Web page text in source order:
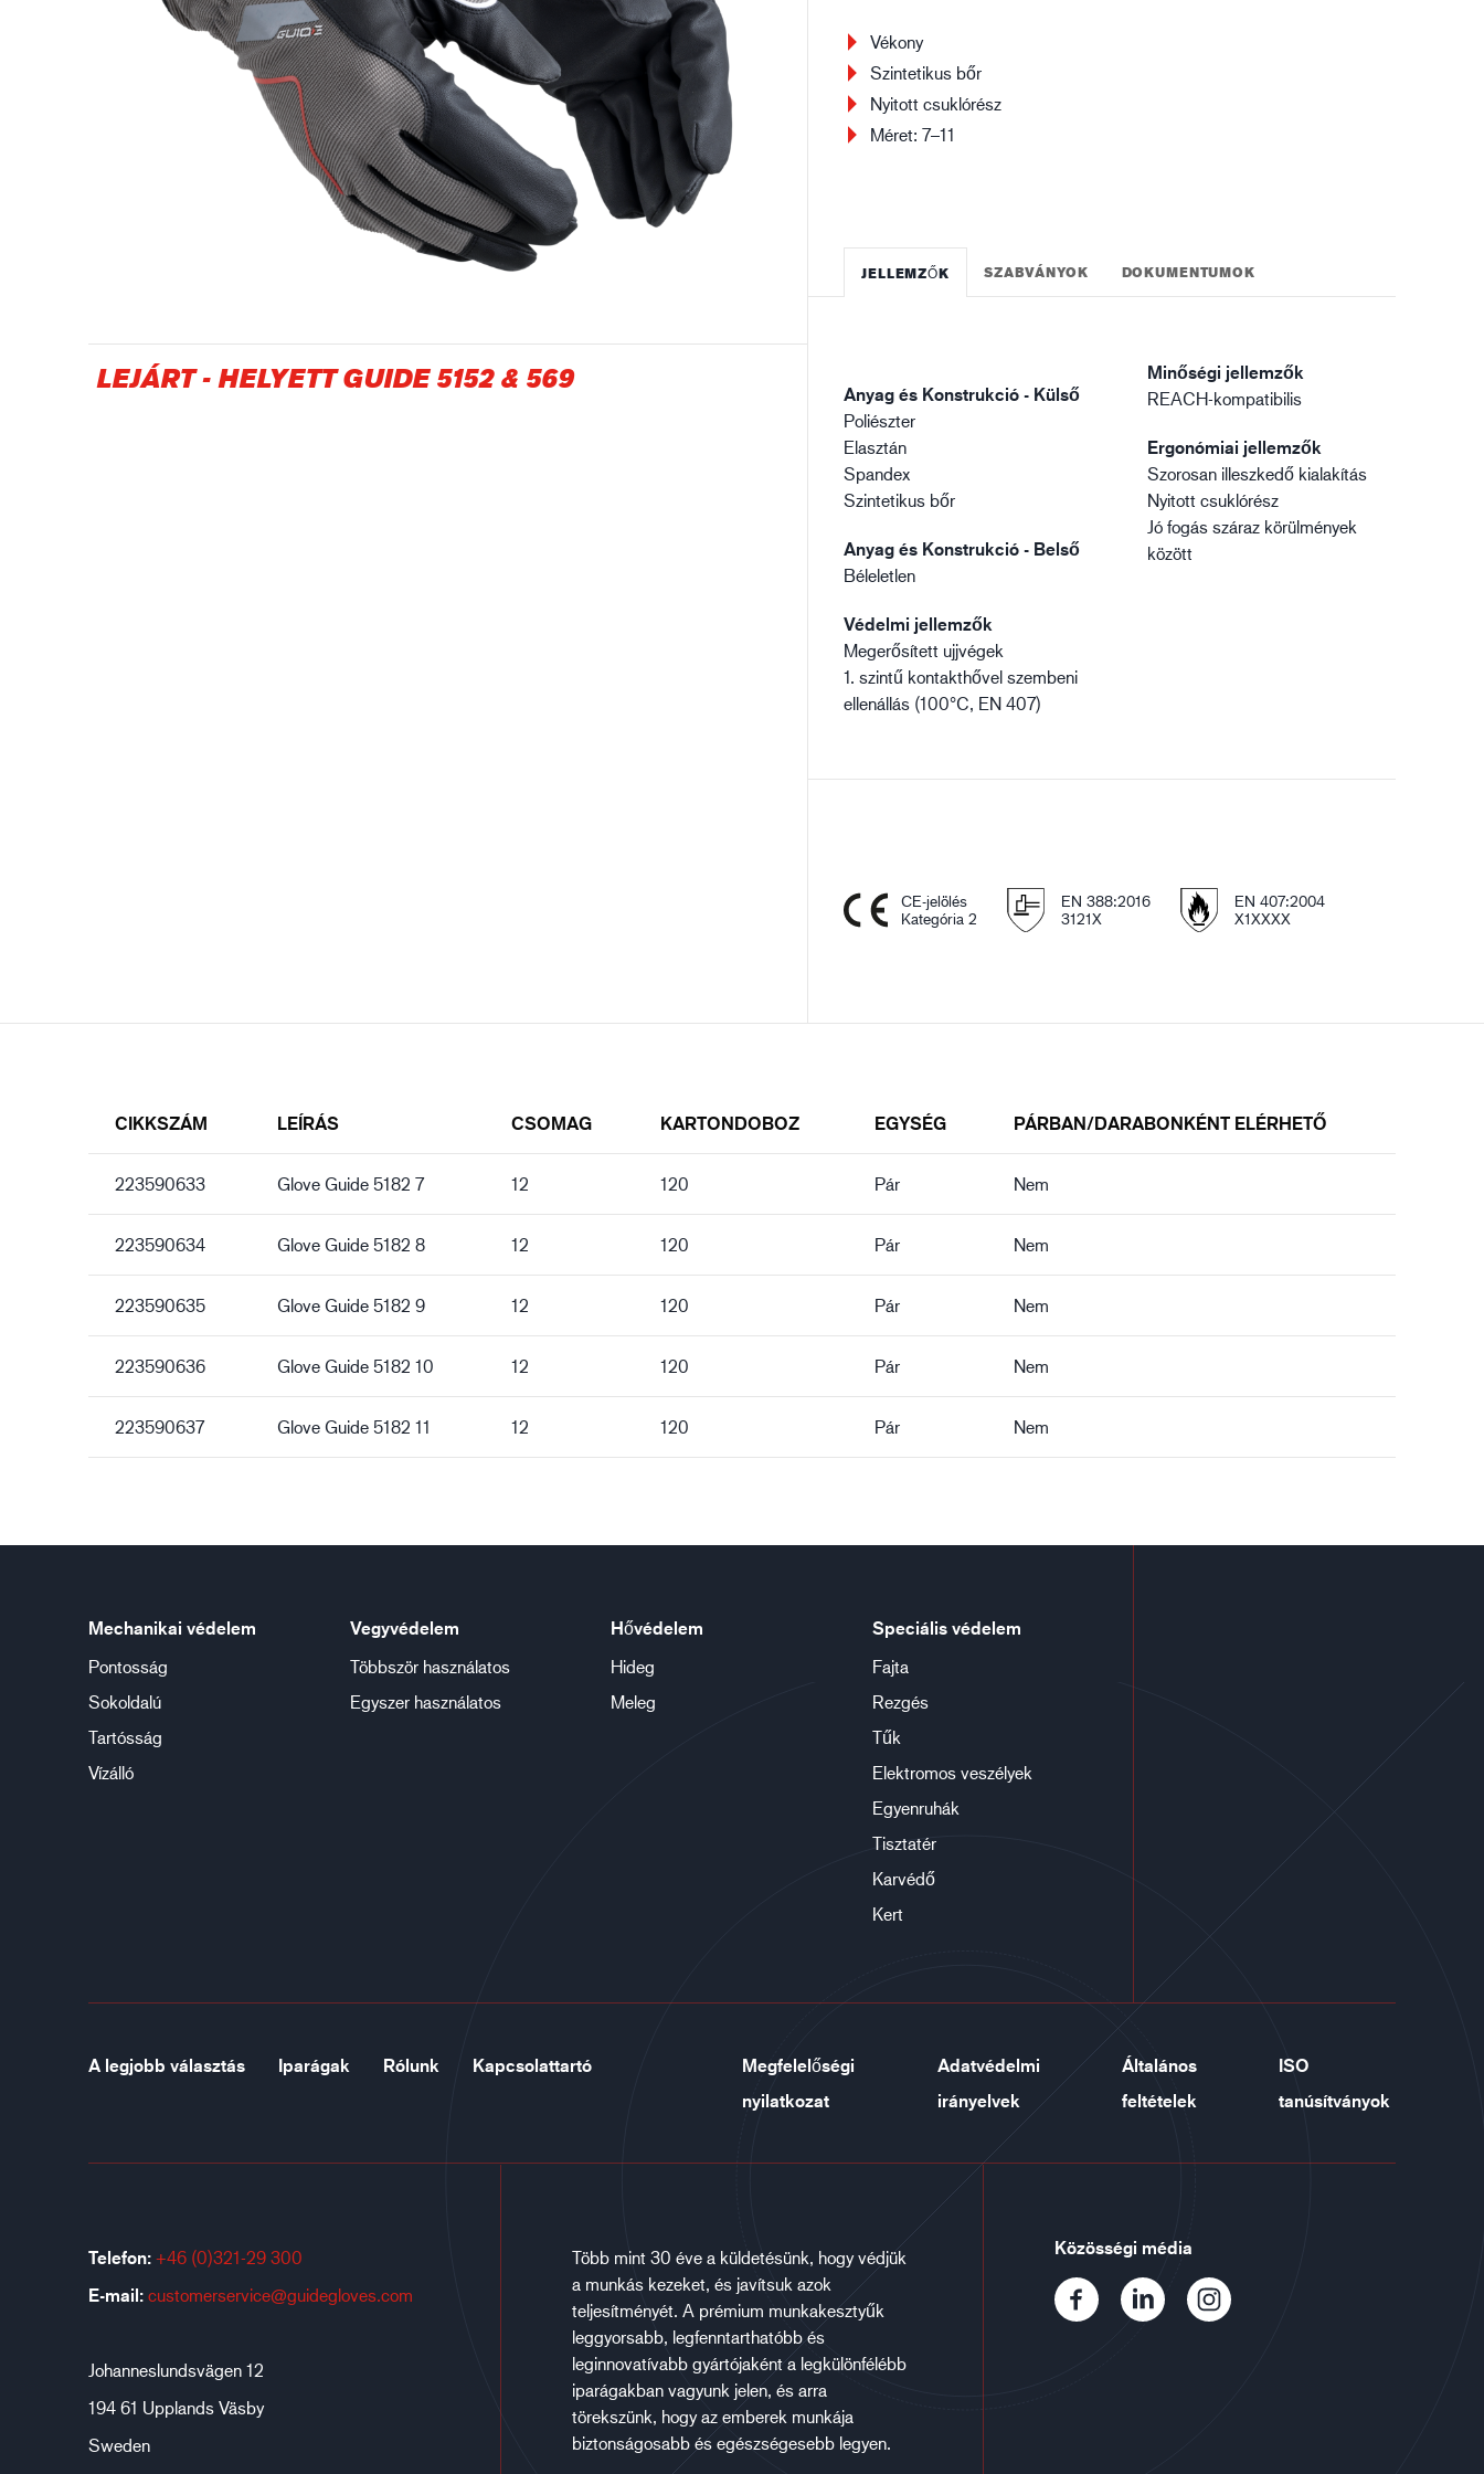
Olaj- és gázipar Építőipar
LEJÁRT- HELYETT GUIDE 5152 & 569
Vékony
Szintetikus bőr
Nyitott csuklórész
Méret: 7–11
JELLEMZŐK SZABVÁNYOK DOKUMENTUMOK
Anyag és Konstrukció - Külső
Poliészter
Elasztán
Spandex
Szintetikus bőr
Anyag és Konstrukció - Belső
Béleletlen
Védelmi jellemzők
Megerősített ujjvégek
1. szintű kontakthővel szembeni
ellenállás (100°C, EN 407)
Minőségi jellemzők
REACH-kompatibilis
Ergonómiai jellemzők
Szorosan illeszkedő kialakítás
Nyitott csuklórész
Jó fogás száraz körülmények
között
CE-jelölés
Kategória 2
EN 388:2016
3121X
EN 407:2004
X1XXXX
CIKKSZÁM LEÍRÁS CSOMAG KARTONDOBOZ EGYSÉG PÁRBAN/DARABONKÉNT ELÉRHETŐ
223590633 Glove Guide 5182 7 12 120 Pár Nem
223590634 Glove Guide 5182 8 12 120 Pár Nem
223590635 Glove Guide 5182 9 12 120 Pár Nem
223590636 Glove Guide 5182 10 12 120 Pár Nem
223590637 Glove Guide 5182 11 12 120 Pár Nem
Mechanikai védelem
Pontosság
Sokoldalú
Tartósság
Vízálló
Vegyvédelem
Többször használatos
Egyszer használatos
Hővédelem
Hideg
Meleg
Speciális védelem
Fajta
Rezgés
Tűk
Elektromos veszélyek
Egyenruhák
Tisztatér
Karvédő
Kert
A legjobb választás Iparágak Rólunk Kapcsolattartó
Megfelelőségi
nyilatkozat
Adatvédelmi
irányelvek
Általános
feltételek
ISO
tanúsítványok
Telefon: +46 (0)321-29 300
E-mail: customerservice@guidegloves.com
Johanneslundsvägen 12
194 61 Upplands Väsby
Sweden
Több mint 30 éve a küldetésünk, hogy védjük
a munkás kezeket, és javítsuk azok
teljesítményét. A prémium munkakesztyűk
leggyorsabb, legfenntarthatóbb és
leginnovatívabb gyártójaként a legkülönfélébb
iparágakban vagyunk jelen, és arra
törekszünk, hogy az emberek munkája
biztonságosabb és egészségesebb legyen.
Közösségi média